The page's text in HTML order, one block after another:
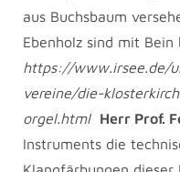
aus Buchsbaum
Ebenholz sind mit Bein
https://www.irsee.de/
vereine/die-
orgel.html Herr Prof.
Instruments die